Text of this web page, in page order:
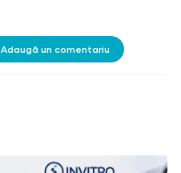
Adaugă un comentariu